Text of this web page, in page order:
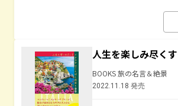
人生を楽しみ尽く
BOOKS 旅の名言＆絶景
2022.11.18 発売